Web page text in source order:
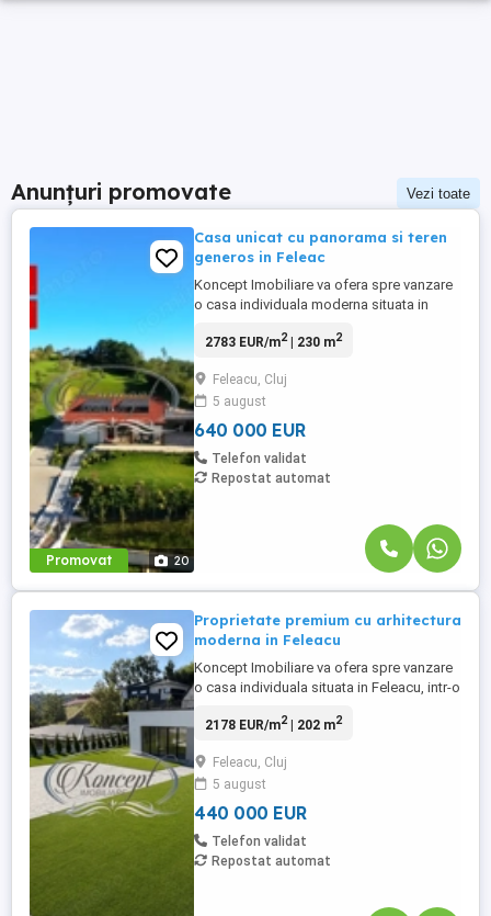
Anunțuri promovate Vezi toate
Promovat 20
Casa unicat cu panorama si teren
generos in Feleac
Koncept Imobiliare va ofera spre vanzare
o casa individuala moderna situata in
rezidentiala linistita, retrasa de la drumul
aliniamentului celorlalte proprietati.
Amplasamentul ofera intimitate totala,
fara vecini directi, ...
2783 EUR/m2| 230 m2
Feleacu, Cluj
5 august
640 000 EUR
Telefon validat
Repostat automat
Proprietate premium cu arhitectura
moderna in Feleacu
Koncept Imobiliare va ofera spre vanzare
o casa individuala situata in Feleacu, intr-o
caracterizata prin liniste, intimitate si
Proprietatea beneficiaza de o pozitionare
excelenta si o panorama frumoasa asupra
dealurilor din imprejurimi, ...
2178 EUR/m2| 202 m2
Feleacu, Cluj
5 august
440 000 EUR
Telefon validat
Repostat automat